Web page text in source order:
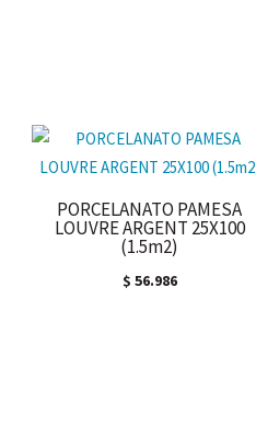
PORCELANATO PAMESA
LOUVRE ARGENT 25X100
(1.5m2)
$ 56.986